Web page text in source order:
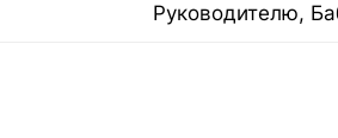
Руководителю,